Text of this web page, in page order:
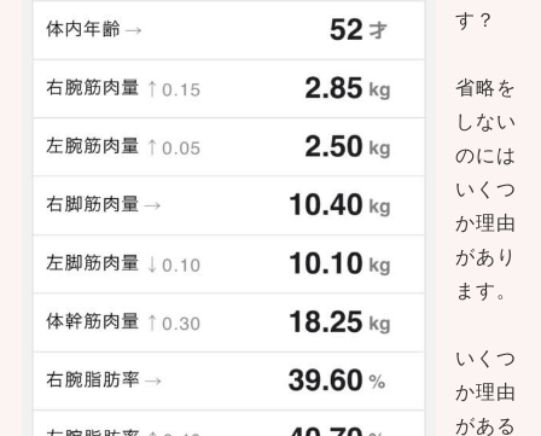
す？
省略を
しない
のには
いくつ
か理由
があり
ます。
いくつ
か理由
がある